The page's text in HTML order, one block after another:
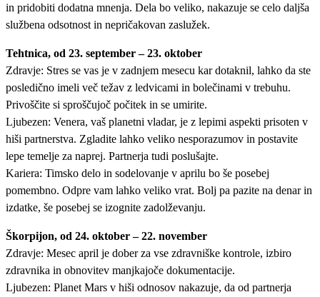
in pridobiti dodatna mnenja. Dela bo veliko, nakazuje se celo daljša
službena odsotnost in nepričakovan zaslužek.
Tehtnica, od 23. september – 23. oktober
Zdravje: Stres se vas je v zadnjem mesecu kar dotaknil, lahko da ste
posledično imeli več težav z ledvicami in bolečinami v trebuhu.
Privoščite si sproščujoč počitek in se umirite.
Ljubezen: Venera, vaš planetni vladar, je z lepimi aspekti prisoten v
hiši partnerstva. Zgladite lahko veliko nesporazumov in postavite
lepe temelje za naprej. Partnerja tudi poslušajte.
Kariera: Timsko delo in sodelovanje v aprilu bo še posebej
pomembno. Odpre vam lahko veliko vrat. Bolj pa pazite na denar in
izdatke, še posebej se izognite zadolževanju.
Škorpijon, od 24. oktober – 22. november
Zdravje: Mesec april je dober za vse zdravniške kontrole, izbiro
zdravnika in obnovitev manjkajoče dokumentacije.
Ljubezen: Planet Mars v hiši odnosov nakazuje, da od partnerja